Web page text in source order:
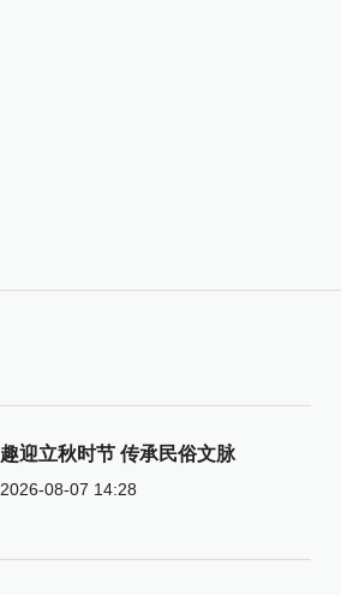
趣迎立秋时节 传承民俗文脉
2026-08-07 14:28